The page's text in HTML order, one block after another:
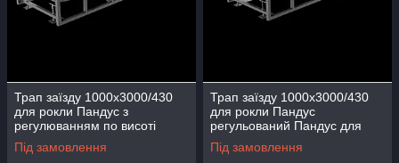
Трап заїзду 1000х3000/430
для рокли Пандус з
регулюванням по висоті
Пандус для склада ТТрег.-3
Рампа платформа для
Під замовлення
Трап заїзду 1000х3000/430
для рокли Пандус
регульований Пандус для
склада апарель ТТрег.-3
Рампа платформа для
Під замовлення